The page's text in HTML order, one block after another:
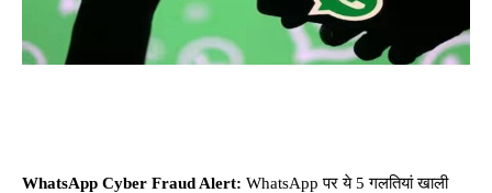
WhatsApp Cyber Fraud Alert: WhatsApp पर ये 5 गलतियां खाली